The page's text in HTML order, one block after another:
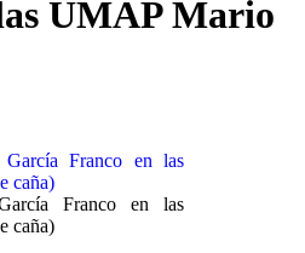
UMAP Mario
Franco en las
caña)